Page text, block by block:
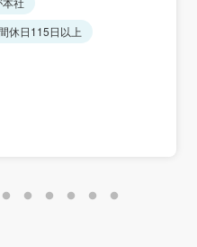
への異動あり）
す。
休日115日以上